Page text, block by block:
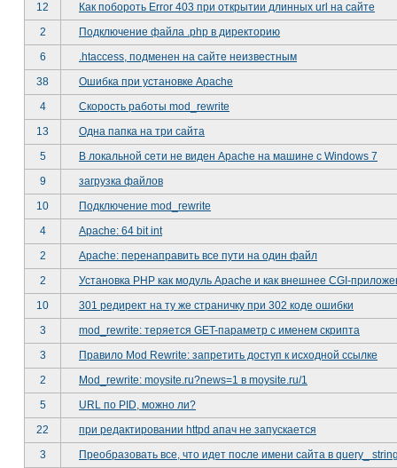
12
Как побороть Error 403 при открытии длинных url на сайте
2
Подключение файла .php в директорию
6
.htaccess, подменен на сайте неизвестным
38
Ошибка при установке Apache
4
Скорость работы mod_rewrite
13
Одна папка на три сайта
5
В локальной сети не виден Apache на машине с Windows 7
9
загрузка файлов
10
Подключение mod_rewrite
4
Apache: 64 bit int
2
Apache: перенаправить все пути на один файл
2
Установка PHP как модуль Apache и как внешнее CGI-
10
301 редирект на ту же страничку при 302 коде ошибки
3
mod_rewrite: теряется GET-параметр с именем скрипта
3
Правило Mod Rewrite: запретить доступ к исходной ссылке
2
Mod_rewrite: moysite.ru?news=1 в moysite.ru/1
5
URL по PID, можно ли?
22
при редактировании httpd апач не запускается
3
Преобразовать все, что идет после имени сайта в query_